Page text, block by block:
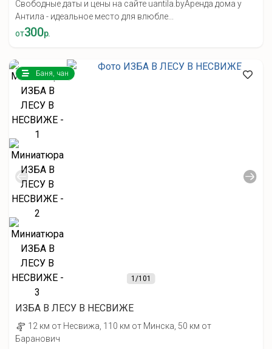
Свободные даты и цены на сайте uantila.byАренда дома у
Антила - идеальное место для влюбле...
от300р.
1 /101
Баня, чан
ИЗБА В ЛЕСУ В НЕСВИЖЕ
12 км от Несвижа, 110 км от Минска, 50 км от
Баранович